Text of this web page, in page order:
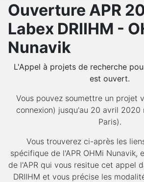
Ouverture APR
Labex DRIIHM -
Nunavik
L'Appel à projets de recherche
est ouvert.
Vous pouvez soumettre un projet
connexion) jusqu'au 20 avril 2020
Paris).
Vous trouverez ci-après les
spécifique de l'APR OHMi Nunavik,
de l'APR qui vous resitue cet appel
DRIIHM et vous précise les